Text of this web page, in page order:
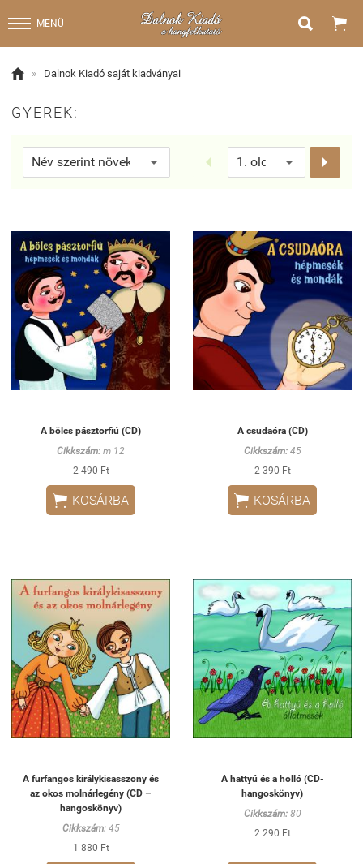
MENÜ  
 » Dalnok Kiadó saját kiadványai
GYEREK:
 
A bölcs pásztorfiú (CD)
Cikkszám: m 12
2 490 Ft
 KOSÁRBA
A csudaóra (CD)
Cikkszám:45
2 390 Ft
 KOSÁRBA
A furfangos királykisasszony és
az okos molnárlegény (CD –
hangoskönyv)
Cikkszám:45
1 880 Ft
A hattyú és a holló (CD-
hangoskönyv)
Cikkszám:80
2 290 Ft